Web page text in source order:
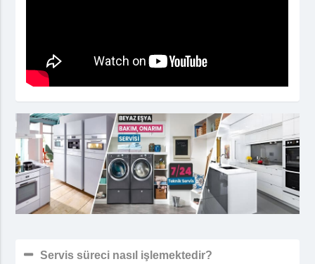
Servis süreci nasıl işlemektedir?